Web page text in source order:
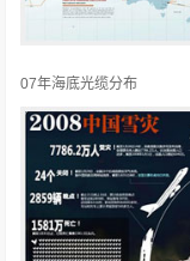
07年海底光缆分布